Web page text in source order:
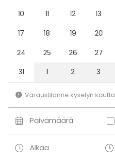
10
11 12 13
17
18 19 20
24
25 26 27
31
1 2 3
Varaustilanne kyselyn kautta
Päivämäärä
Alkaa